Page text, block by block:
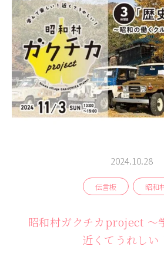
ABOUT
相談窓口
アクセス
お問い合わせ
2024.10.28
伝言板 昭和
昭和村ガクチカproject ～
近くてうれしい